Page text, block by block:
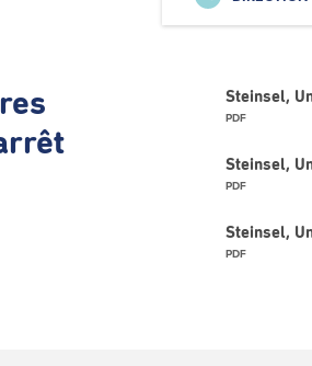
Steinsel,
PDF
Steinsel,
PDF
Steinsel,
PDF